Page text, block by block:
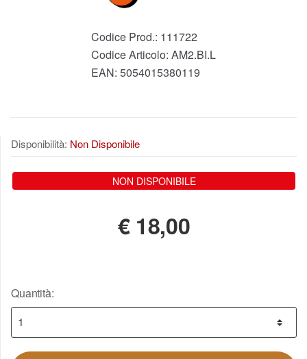
Codice Prod.: 111722
Codice Articolo: AM2.BI.L
EAN: 5054015380119
Disponibilità: Non Disponibile
NON DISPONIBILE
€ 18,00
Quantità: